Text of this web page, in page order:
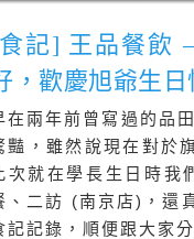
記] 王品餐飲
，歡慶旭爺生日
在兩年前曾寫過的品
豔，雖然說現在對於
次就在學長生日時我
、二訪 (南京店)，還
記記錄，順便跟大家